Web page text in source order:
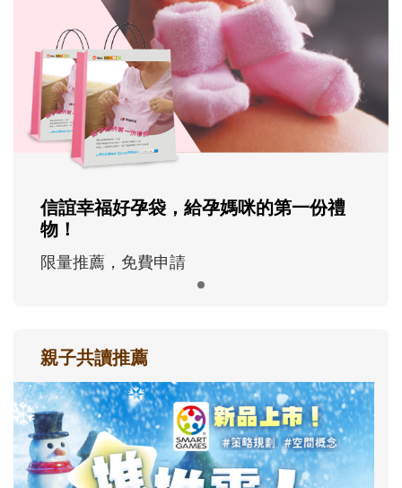
信誼幸福好孕袋，給孕媽咪的第一份禮
物！
限量推薦，免費申請
親子共讀推薦